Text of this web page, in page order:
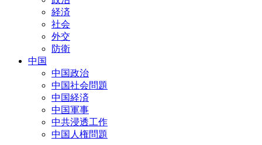
経済
社会
外交
防衛
中国
中国政治
中国社会問題
中国経済
中国軍事
中共浸透工作
中国人権問題